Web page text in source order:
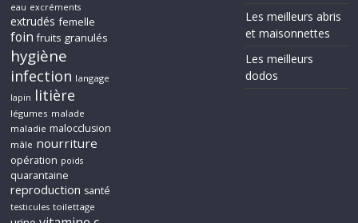
eau excréments
extrudés femelle
foin fruits granulés
hygiène
infection langage
lapin litière
légumes malade
maladie malocclusion
mâle nourriture
opération poids
quarantaine
reproduction santé
testicules toilettage
Les meilleurs abris
et maisonnettes
Les meilleurs
dodos